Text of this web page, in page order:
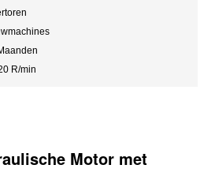
R/min
Motor met